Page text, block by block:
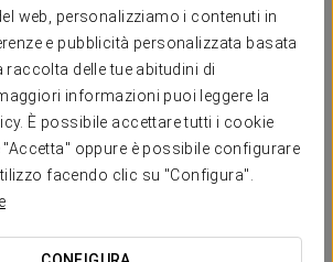
web, personalizziamo i contenuti in
e pubblicità personalizzata basata
delle tue abitudini di
informazioni puoi leggere la
È possibile accettare tutti i cookie
oppure è possibile configurare
facendo clic su "Configura".
Luminosità
aspetto setoso al tuo viso grazie al